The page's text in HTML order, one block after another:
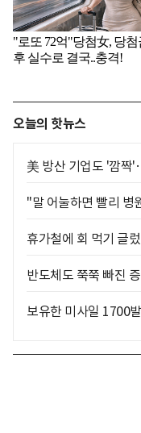
오늘의 핫뉴스
美 방산 기업도 '깜짝
"말 어눌하면 빨리 병
휴가철에 회 먹기 글
반도체도 쭉쭉 빠진
보유한 미사일 1700